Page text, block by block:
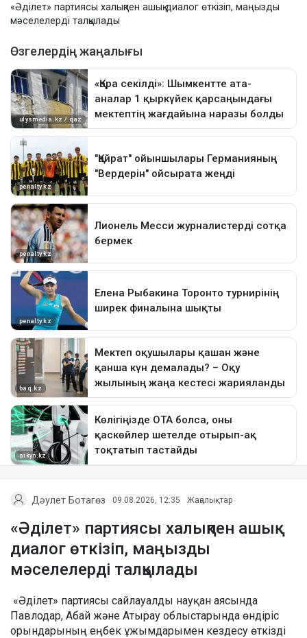
«Әділет» партиясы халықпен ашық диалог өткізіп, маңызды
мәселелерді талқылады
Дәулет Ботагөз 09.08.2026, 12:35 Жаңалықтар
«Әділет» партиясы халықпен ашық
диалог өткізіп, маңызды
мәселелерді талқылады
«Әділет» партиясы сайлауалды науқан аясында
Павлодар, Абай және Атырау облыстарында өндіріс
орындарының еңбек ұжымдарымен кездесу өткізді